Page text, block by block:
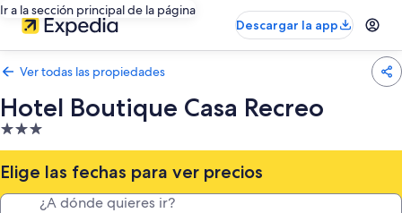
Ir a la sección principal de la página
Descargar la app
Ver todas las propiedades
Hotel Boutique Casa Recreo
Propiedad
de
3.0
estrellas
Elige las fechas para ver precios
¿A dónde quieres ir?